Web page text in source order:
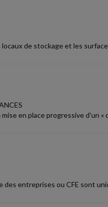
locaux de stockage et les
en place progressive d'un
entreprises ou CFE sont